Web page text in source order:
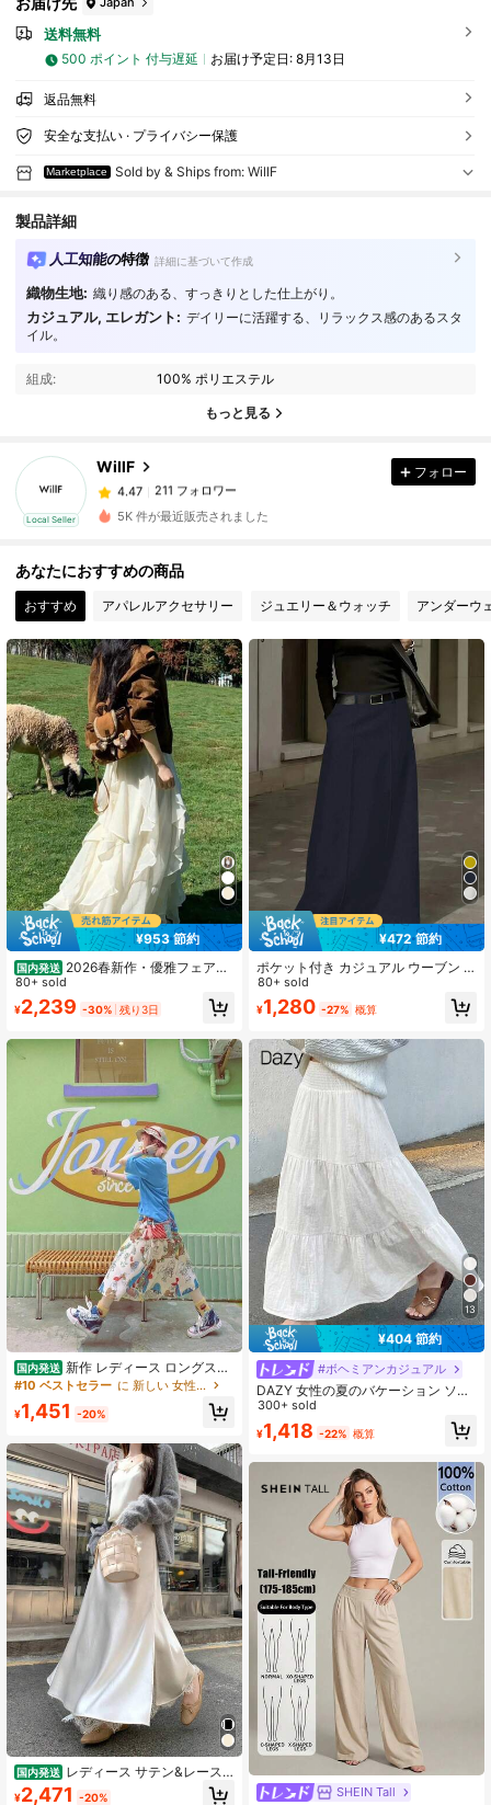
送料無料
500 ポイント 付与遅延 お届け予定日: 8月13日
返品無料
安全な支払い · プライバシー保護
Marketplace Sold by & Ships from: WillF
製品詳細
人工知能の特徴 詳細に基づいて作成
織物生地: 織り感のある、すっきりとした仕上がり。
カジュアル, エレガント: デイリーに活躍する、リラックス感のあるスタ
イル。
組成: 100% ポリエステル
もっと見る
Local Seller
WillF
211 フォロワー
4.47
x***n
は1日前に購入しました
4.47 211 フォロワー
4.47 211 フォロワー
4.47 211 フォロワー
4.47 211 フォロワー
4.47 211 フォロワー
4.47 211 フォロワー
4.47 211 フォロワー
フォロー
5K 件が最近販売されました
あなたにおすすめの商品
おすすめ アパレルアクセサリー ジュエリー＆ウォッチ アンダーウ
¥953 節約
国内発送 2026春新作・優雅フェアリ
ースタイル ホワイトレースフリルA
ラインメッシュロングスカート アシ
ンメトリーデザイン ゆったりシルエ
ント デイリーコーデリゾート大活躍
おしゃれ
80+ sold
¥2,239 -30% 残り3日
国内発送 新作 レディース ロングスカ
ート Aライン ハイウエスト ゴムウエ
ャラクター プリント 食べ物 イラス
ク風 / カラフル マルチカラー レトロ
#10 ベストセラー に 新しい 女性のスカート
¥1,451 -20%
国内発送 レディース サテン&レース
パッチワーク カジュアル ルーズスカ
¥2,471 -20%
¥472 節約
ポケット付き カジュアル ウーブン A
ラインロングスカート、ノンストレ
ッチ、春用
80+ sold
¥1,280 -27% 概算
13
¥404 節約
#ボヘミアンカジュアル
DAZY 女性の夏のバケーション ソリ
ッドカラー テクスチャー ラッフルヘ
ム Aラインスカート ボヘミアン
300+ sold
¥1,418 -22% 概算
SHEIN Tall